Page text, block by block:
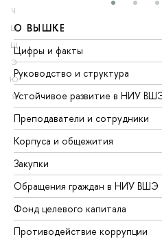
Ч
Ш
Щ
Э
Ю
Я
О ВЫШКЕ
Цифры и факты
Руководство и структура
Устойчивое развитие в НИУ
Преподаватели и сотрудники
Корпуса и общежития
Закупки
Обращения граждан в НИУ ВШЭ
Фонд целевого капитала
Противодействие коррупции